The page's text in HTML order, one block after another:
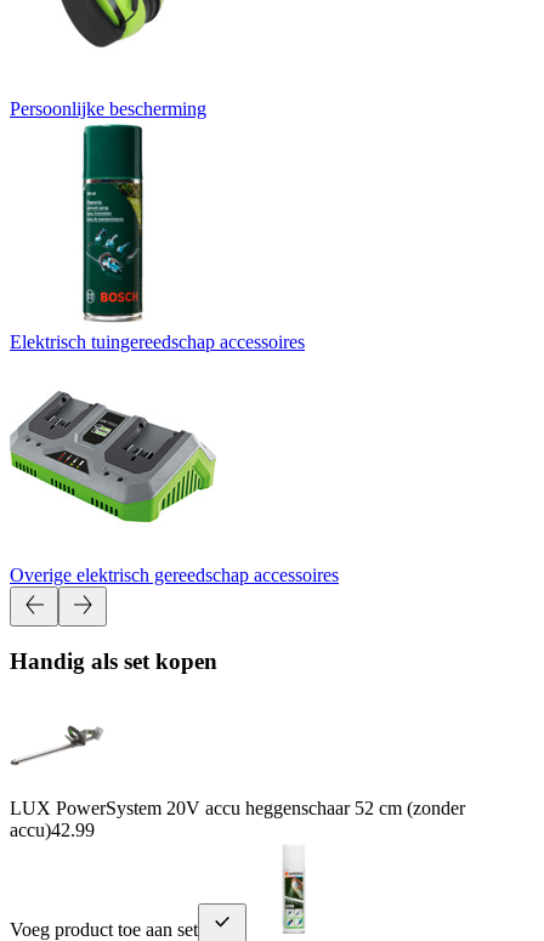
Persoonlijke bescherming
Elektrisch tuingereedschap accessoires
Overige elektrisch gereedschap accessoires
Handig als set kopen
LUX PowerSystem 20V accu heggenschaar 52 cm (zonder
accu)42.99
Voeg product toe aan set